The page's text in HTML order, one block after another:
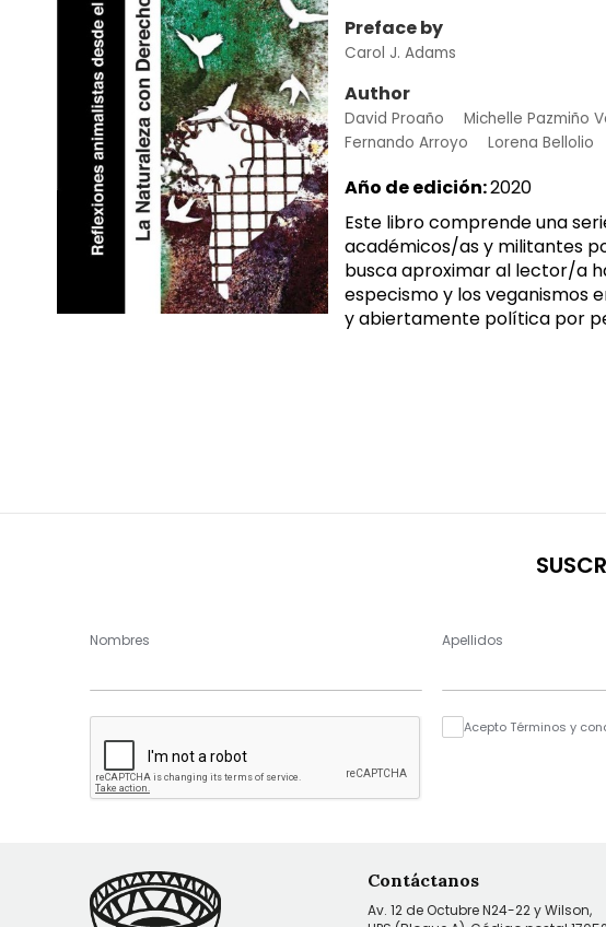
Preface by
Carol J. Adams
Author
David Proaño Michelle Pazmiño
Fernando Arroyo
Lorena Bellolio
Año de edición:2020
Este libro comprende una
académicos/as y militantes
busca aproximar al lector/a
especismo y los veganismos
y abiertamente política por
Nombres Apellidos
Acepto Términos y
Contáctanos
Av. 12 de Octubre N24-22 y Wilson,